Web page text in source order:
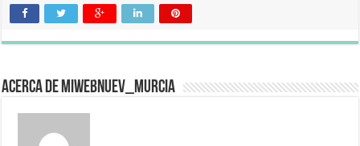
Acerca de miwebnuev_murcia